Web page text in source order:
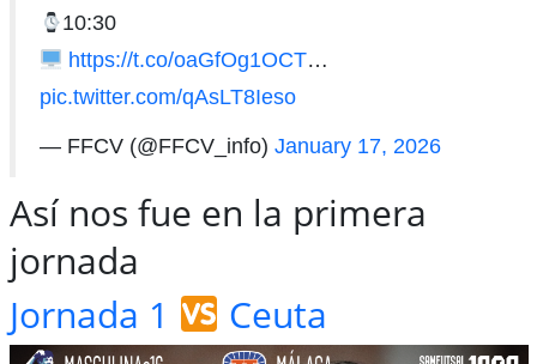
10:30
https://t.co/oaGfOg1OCT…
pic.twitter.com/qAsLT8Ieso
— FFCV (@FFCV_info) January 17, 2026
Así nos fue en la primera
jornada
Jornada 1
Ceuta